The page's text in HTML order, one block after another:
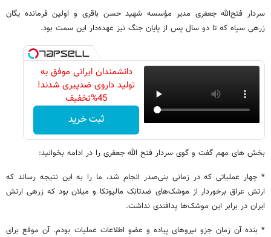
سردار فتح‌الله جعفری مدیر مؤسسه شهید حسن باقری و اولین فرمانده یگان
زرهی سپاه که تا دو سال پس از پایان جنگ نیز عهده‌دار این سمت بود.
دانشمندان ایرانی موفق به
تولید داروی ضدپیری شدند!
45%تخفیف
ثبت خرید
بخش های مهم گفت و گوی سردار فتح الله جعفری را در ادامه بخوانید:
* چهار عملیاتی که در زمانی بنی‌صدر انجام شد، ما را به این نتیجه رساند که
ارتش عراق برخوردار از موشک‌های ضدتانک مالیوتکا و میلان بود که زرهی ارتش
ایران در برابر این موشک‌ها پدافندی نداشت.
* بنده آن زمان جزو نیروهای پیاده و عضو اطلاعات عملیات بودم. آن موقع برای